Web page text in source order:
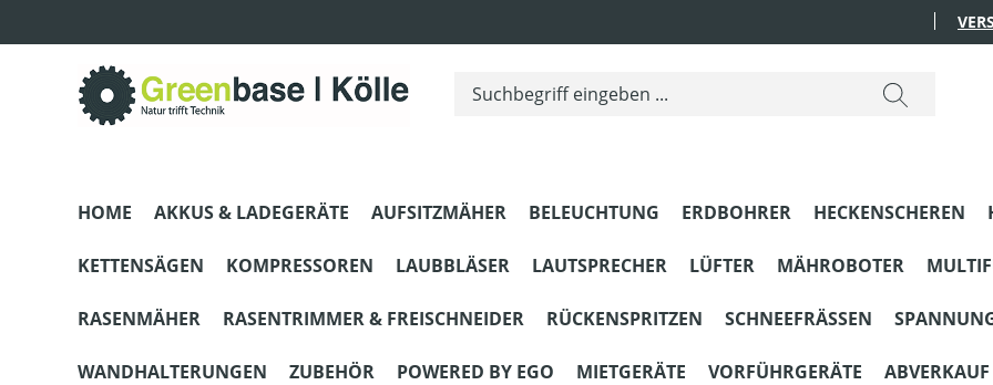
HOME AKKUS & LADEGERÄTE AUFSITZMÄHER BELEUCHTUNG ERDBOHRER HECKENSCHEREN
KETTENSÄGEN KOMPRESSOREN LAUBBLÄSER LAUTSPRECHER LÜFTER MÄHROBOTER
RASENMÄHER RASENTRIMMER & FREISCHNEIDER RÜCKENSPRITZEN SCHNEEFRÄSSEN
WANDHALTERUNGEN ZUBEHÖR POWERED BY EGO MIETGERÄTE VORFÜHRGERÄTE ABVERKAUF